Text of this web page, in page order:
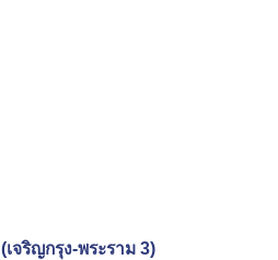
จริญกรุง-พระราม 3)